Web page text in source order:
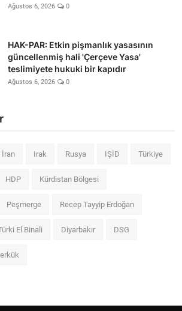
Ağustos 6, 2026 0
HAK-PAR: Etkin pişmanlık yasasının
güncellenmiş hali 'Çerçeve Yasa'
teslimiyete hukuki bir kapıdır
Ağustos 6, 2026 0
İran Irak Rusya IŞİD Türkiye
HDP Kürdistan Bölgesi
Peşmerge Recep Tayyip Erdoğan
El Binali Diyarbakır DSG